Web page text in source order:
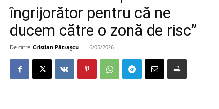
îngrijorător pentru că ne
ducem către o zonă de risc”
De către Cristian Pătrașcu - 16/05/2026